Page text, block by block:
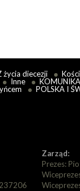
życia diecezji
Inne
POLSKA I
Zarząd:
Prezes: